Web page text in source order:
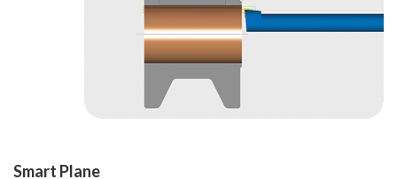
Smart Plane